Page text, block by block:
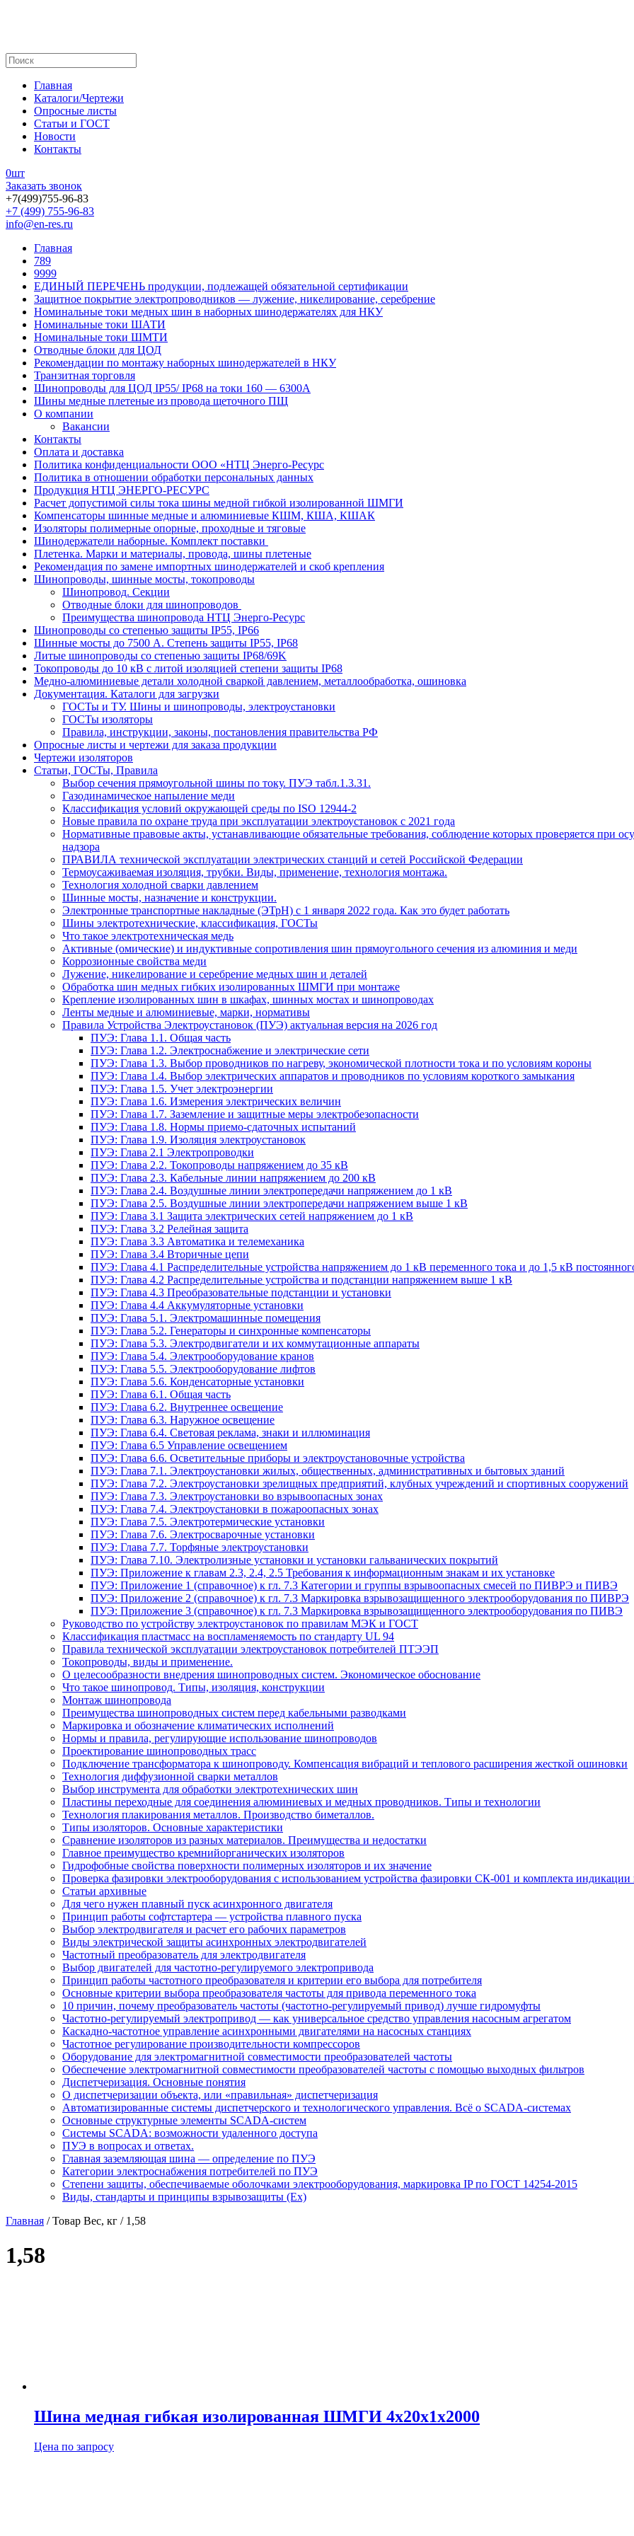
Главная
Каталоги/Чертежи
Опросные листы
Статьи и ГОСТ
Новости
Контакты
0шт
Заказать звонок
+7(499)755-96-83
+7 (499) 755-96-83
info@en-res.ru
Главная
789
9999
ЕДИНЫЙ ПЕРЕЧЕНЬ продукции, подлежащей обязательной сертификации
Защитное покрытие электропроводников — лужение, никелирование, серебрение
Номинальные токи медных шин в наборных шинодержателях для НКУ
Номинальные токи ШАТИ
Номинальные токи ШМТИ
Отводные блоки для ЦОД
Рекомендации по монтажу наборных шинодержателей в НКУ
Транзитная торговля
Шинопроводы для ЦОД IP55/ IP68 на токи 160 — 6300А
Шины медные плетеные из провода щеточного ПЩ
О компании
Вакансии
Контакты
Оплата и доставка
Политика конфиденциальности ООО «НТЦ Энерго-Ресурс
Политика в отношении обработки персональных данных
Продукция НТЦ ЭНЕРГО-РЕСУРС
Расчет допустимой силы тока шины медной гибкой изолированной ШМГИ
Компенсаторы шинные медные и алюминиевые КШМ, КША, КШАК
Изоляторы полимерные опорные, проходные и тяговые
Шинодержатели наборные. Комплект поставки
Плетенка. Марки и материалы, провода, шины плетеные
Рекомендация по замене импортных шинодержателей и скоб крепления
Шинопроводы, шинные мосты, токопроводы
Шинопровод. Секции
Отводные блоки для шинопроводов
Преимущества шинопровода НТЦ Энерго-Ресурс
Шинопроводы со степенью защиты IP55, IP66
Шинные мосты до 7500 А. Степень защиты IP55, IP68
Литые шинопроводы со степенью защиты IP68/69K
Токопроводы до 10 кВ с литой изоляцией степени защиты IP68
Медно-алюминиевые детали холодной сваркой давлением, металлообработка, ошиновка
Документация. Каталоги для загрузки
ГОСТы и ТУ. Шины и шинопроводы, электроустановки
ГОСТы изоляторы
Правила, инструкции, законы, постановления правительства РФ
Опросные листы и чертежи для заказа продукции
Чертежи изоляторов
Статьи, ГОСТы, Правила
Выбор сечения прямоугольной шины по току. ПУЭ табл.1.3.31.
Газодинамическое напыление меди
Классификация условий окружающей среды по ISO 12944-2
Новые правила по охране труда при эксплуатации электроустановок с 2021 года
Нормативные правовые акты, устанавливающие обязательные требования, соблюдение которых проверяется при
надзора
ПРАВИЛА технической эксплуатации электрических станций и сетей Российской Федерации
Термоусаживаемая изоляция, трубки. Виды, применение, технология монтажа.
Технология холодной сварки давлением
Шинные мосты, назначение и конструкции.
Электронные транспортные накладные (ЭТрН) с 1 января 2022 года. Как это будет работать
Шины электротехнические, классификация, ГОСТы
Что такое электротехническая медь
Активные (омические) и индуктивные сопротивления шин прямоугольного сечения из алюминия и меди
Коррозионные свойства меди
Лужение, никелирование и серебрение медных шин и деталей
Обработка шин медных гибких изолированных ШМГИ при монтаже
Крепление изолированных шин в шкафах, шинных мостах и шинопроводах
Ленты медные и алюминиевые, марки, нормативы
Правила Устройства Электроустановок (ПУЭ) актуальная версия на 2026 год
ПУЭ: Глава 1.1. Общая часть
ПУЭ: Глава 1.2. Электроснабжение и электрические сети
ПУЭ: Глава 1.3. Выбор проводников по нагреву, экономической плотности тока и по условиям короны
ПУЭ: Глава 1.4. Выбор электрических аппаратов и проводников по условиям короткого замыкания
ПУЭ: Глава 1.5. Учет электроэнергии
ПУЭ: Глава 1.6. Измерения электрических величин
ПУЭ: Глава 1.7. Заземление и защитные меры электробезопасности
ПУЭ: Глава 1.8. Нормы приемо-сдаточных испытаний
ПУЭ: Глава 1.9. Изоляция электроустановок
ПУЭ: Глава 2.1 Электропроводки
ПУЭ: Глава 2.2. Токопроводы напряжением до 35 кВ
ПУЭ: Глава 2.3. Кабельные линии напряжением до 200 кВ
ПУЭ: Глава 2.4. Воздушные линии электропередачи напряжением до 1 кВ
ПУЭ: Глава 2.5. Воздушные линии электропередачи напряжением выше 1 кВ
ПУЭ: Глава 3.1 Защита электрических сетей напряжением до 1 кВ
ПУЭ: Глава 3.2 Релейная защита
ПУЭ: Глава 3.3 Автоматика и телемеханика
ПУЭ: Глава 3.4 Вторичные цепи
ПУЭ: Глава 4.1 Распределительные устройства напряжением до 1 кВ переменного тока и до 1,5 кВ
ПУЭ: Глава 4.2 Распределительные устройства и подстанции напряжением выше 1 кВ
ПУЭ: Глава 4.3 Преобразовательные подстанции и установки
ПУЭ: Глава 4.4 Аккумуляторные установки
ПУЭ: Глава 5.1. Электромашинные помещения
ПУЭ: Глава 5.2. Генераторы и синхронные компенсаторы
ПУЭ: Глава 5.3. Электродвигатели и их коммутационные аппараты
ПУЭ: Глава 5.4. Электрооборудование кранов
ПУЭ: Глава 5.5. Электрооборудование лифтов
ПУЭ: Глава 5.6. Конденсаторные установки
ПУЭ: Глава 6.1. Общая часть
ПУЭ: Глава 6.2. Внутреннее освещение
ПУЭ: Глава 6.3. Наружное освещение
ПУЭ: Глава 6.4. Световая реклама, знаки и иллюминация
ПУЭ: Глава 6.5 Управление освещением
ПУЭ: Глава 6.6. Осветительные приборы и электроустановочные устройства
ПУЭ: Глава 7.1. Электроустановки жилых, общественных, административных и бытовых зданий
ПУЭ: Глава 7.2. Электроустановки зрелищных предприятий, клубных учреждений и спортивных сооружений
ПУЭ: Глава 7.3. Электроустановки во взрывоопасных зонах
ПУЭ: Глава 7.4. Электроустановки в пожароопасных зонах
ПУЭ: Глава 7.5. Электротермические установки
ПУЭ: Глава 7.6. Электросварочные установки
ПУЭ: Глава 7.7. Торфяные электроустановки
ПУЭ: Глава 7.10. Электролизные установки и установки гальванических покрытий
ПУЭ: Приложение к главам 2.3, 2.4, 2.5 Требования к информационным знакам и их установке
ПУЭ: Приложение 1 (справочное) к гл. 7.3 Категории и группы взрывоопасных смесей по ПИВРЭ и ПИВЭ
ПУЭ: Приложение 2 (справочное) к гл. 7.3 Маркировка взрывозащищенного электрооборудования по ПИВРЭ
ПУЭ: Приложение 3 (справочное) к гл. 7.3 Маркировка взрывозащищенного электрооборудования по ПИВЭ
Руководство по устройству электроустановок по правилам МЭК и ГОСТ
Классификация пластмасс на воспламеняемость по стандарту UL 94
Правила технической эксплуатации электроустановок потребителей ПТЭЭП
Токопроводы, виды и применение.
О целесообразности внедрения шинопроводных систем. Экономическое обоснование
Что такое шинопровод. Типы, изоляция, конструкции
Монтаж шинопровода
Преимущества шинопроводных систем перед кабельными разводками
Маркировка и обозначение климатических исполнений
Нормы и правила, регулирующие использование шинопроводов
Проектирование шинопроводных трасс
Подключение трансформатора к шинопроводу. Компенсация вибраций и теплового расширения жесткой ошиновки
Технология диффузионной сварки металлов
Выбор инструмента для обработки электротехнических шин
Пластины переходные для соединения алюминиевых и медных проводников. Типы и технологии
Технология плакирования металлов. Производство биметаллов.
Типы изоляторов. Основные характеристики
Сравнение изоляторов из разных материалов. Преимущества и недостатки
Главное преимущество кремнийорганических изоляторов
Гидрофобные свойства поверхности поли мерных изоляторов и их значение
Проверка фазировки электрооборудования с использованием устройства фазировки СК-001 и комплекта
Статьи архивные
Для чего нужен плавный пуск асинхронного двигателя
Принцип работы софтстартера — устройства плавного пуска
Выбор электродвигателя и расчет его рабочих параметров
Виды электрической защиты асинхронных электродвигателей
Частотный преобразователь для электродвигателя
Выбор двигателей для частотно-регулируемого электропривода
Принцип работы частотного преобразователя и критерии его выбора для потребителя
Основные критерии выбора преобразователя частоты для привода переменного тока
10 причин, почему преобразователь частоты (частотно-регулируемый привод) лучше гидромуфты
Частотно-регулируемый электропривод — как универсальное средство управления насосным агрегатом
Каскадно-частотное управление асинхронными двигателями на насосных станциях
Частотное регулирование производительности компрессоров
Оборудование для электромагнитной совместимости преобразователей частоты
Обеспечение электромагнитной совместимости преобразователей частоты с помощью выходных фильтров
Диспетчеризация. Основные понятия
О диспетчеризации объекта, или «правильная» диспетчеризация
Автоматизированные системы диспетчерского и технологического управления. Всё о SCADA-системах
Основные структурные элементы SCADA-систем
Системы SCADA: возможности удаленного доступа
ПУЭ в вопросах и ответах.
Главная заземляющая шина — определение по ПУЭ
Категории электроснабжения потребителей по ПУЭ
Степени защиты, обеспечиваемые оболочками электрооборудования, маркировка IP по ГОСТ 14254-2015
Виды, стандарты и принципы взрывозащиты (Ex)
Главная / Товар Вес, кг / 1,58
1,58
Шина медная гибкая изолированная ШМГИ 4х20х1х2000
Цена по запросу